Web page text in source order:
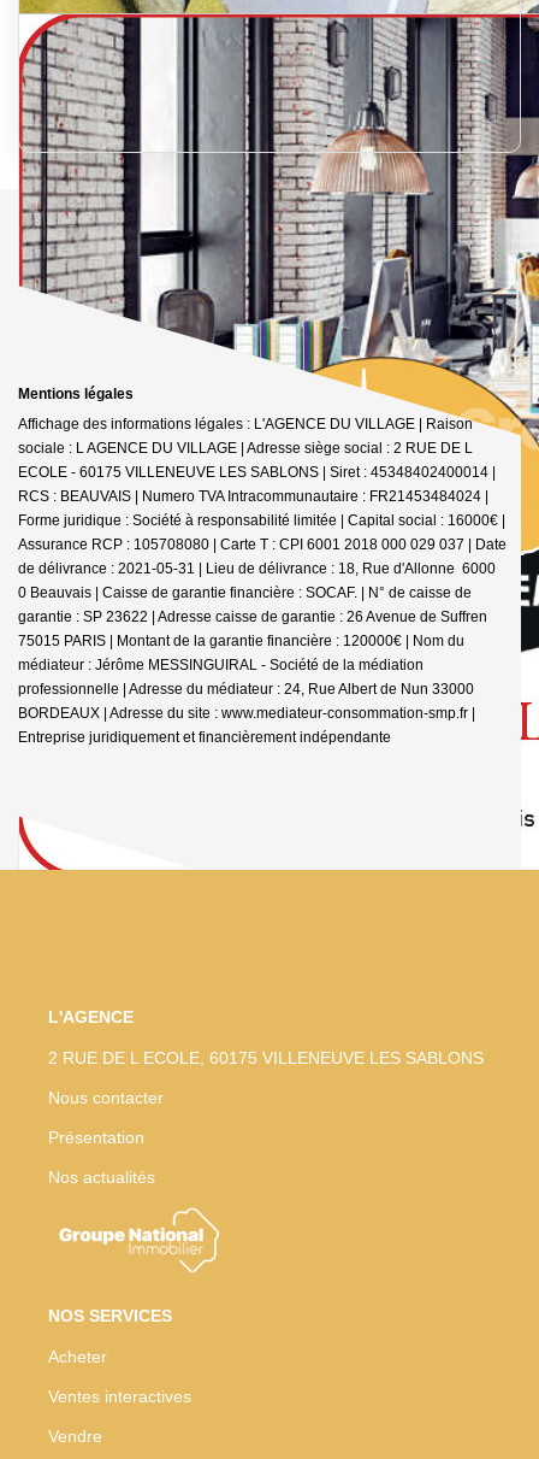
Mentions légales
Affichage des informations légales : L'AGENCE DU VILLAGE | Raison
sociale : L AGENCE DU VILLAGE | Adresse siège social : 2 RUE DE L
ECOLE - 60175 VILLENEUVE LES SABLONS | Siret : 45348402400014 |
RCS : BEAUVAIS | Numero TVA Intracommunautaire : FR21453484024 |
Forme juridique : Société à responsabilité limitée | Capital social : 16000€ |
Assurance RCP : 105708080 | Carte T : CPI 6001 2018 000 029 037 | Date
de délivrance : 2021-05-31 | Lieu de délivrance : 18, Rue d'Allonne 6000
0 Beauvais | Caisse de garantie financière : SOCAF. | N° de caisse de
garantie : SP 23622 | Adresse caisse de garantie : 26 Avenue de Suffren
75015 PARIS | Montant de la garantie financière : 120000€ | Nom du
médiateur : Jérôme MESSINGUIRAL - Société de la médiation
professionnelle | Adresse du médiateur : 24, Rue Albert de Nun 33000
BORDEAUX | Adresse du site : www.mediateur-consommation-smp.fr |
Entreprise juridiquement et financièrement indépendante
L'AGENCE
2 RUE DE L ECOLE, 60175 VILLENEUVE LES SABLONS
Nous contacter
Présentation
Nos actualités
NOS SERVICES
Acheter
Ventes interactives
Vendre